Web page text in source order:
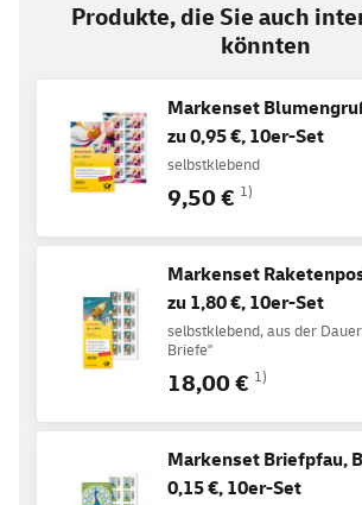
Produkte, die Sie auch
könnten
Markenset
zu 0,95 €, 10er-Set
selbstklebend
9,50 € 1)
Markenset
zu 1,80 €, 10er-Set
selbstklebend, aus der
Briefe"
18,00 € 1)
Markenset Briefpfau,
0,15 €, 10er-Set